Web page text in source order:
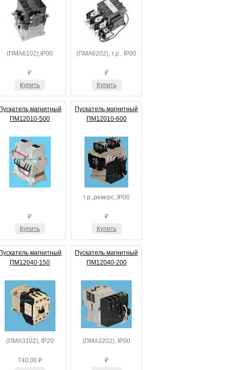
(ПМА6102),IP00
₽
Купить
(ПМА6202), т.р., IP00
₽
Купить
Пускатель магнитный
ПМ12010-500
₽
Купить
Пускатель магнитный
ПМ12010-600
т.р.,реверс.,IP00
₽
Купить
Пускатель магнитный
ПМ12040-150
(ПМА3102), IP20
740,00 ₽
Пускатель магнитный
ПМ12040-200
(ПМА3202), IP00
₽